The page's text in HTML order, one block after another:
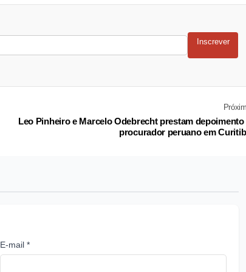
Inscrever
Leo Pinheiro e Marcelo Odebrecht prestam depoimento
procurador peruano em
E-mail *